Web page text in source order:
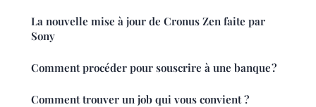
La nouvelle mise à jour de Cronus Zen faite par
Sony
Comment procéder pour souscrire à une banque ?
Comment trouver un job qui vous convient ?